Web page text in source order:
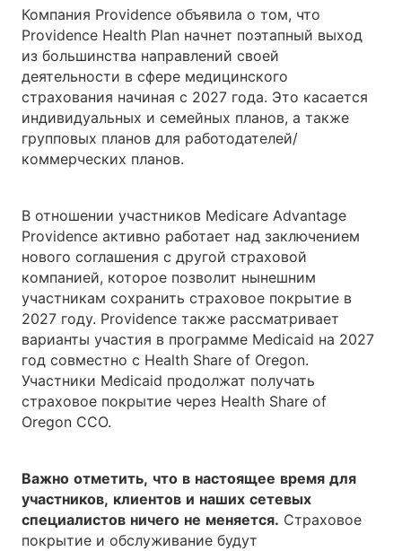
Компания Providence объявила о том, что
Providence Health Plan начнет поэтапный выход
из большинства направлений своей
деятельности в сфере медицинского
страхования начиная с 2027 года. Это касается
индивидуальных и семейных планов, а также
групповых планов для работодателей/
коммерческих планов.
В отношении участников Medicare Advantage
Providence активно работает над заключением
нового соглашения с другой страховой
компанией, которое позволит нынешним
участникам сохранить страховое покрытие в
2027 году. Providence также рассматривает
варианты участия в программе Medicaid на 2027
год совместно с Health Share of Oregon.
Участники Medicaid продолжат получать
страховое покрытие через Health Share of
Oregon CCO.
Важно отметить, что в настоящее время для
участников, клиентов и наших сетевых
специалистов ничего не меняется. Страховое
покрытие и обслуживание будут